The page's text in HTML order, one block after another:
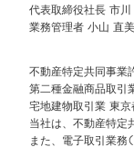
代表取締役社長 市川
業務管理者 小山 直美
不動産特定共同事業
第二種金融商品取
宅地建物取引業 東
当社は、不動産特定
また、電子取引業務